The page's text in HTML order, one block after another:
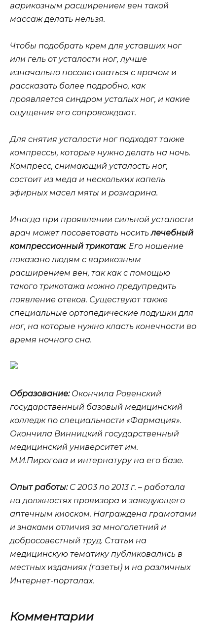
варикозным расширением вен такой
массаж делать нельзя.
Чтобы подобрать крем для уставших ног
или гель от усталости ног, лучше
изначально посоветоваться с врачом и
рассказать более подробно, как
проявляется синдром усталых ног, и какие
ощущения его сопровождают.
Для снятия усталости ног подходят также
компрессы, которые нужно делать на ночь.
Компресс, снимающий усталость ног,
состоит из меда и нескольких капель
эфирных масел мяты и розмарина.
Иногда при проявлении сильной усталости
врач может посоветовать носитьлечебный
компрессионный трикотаж. Его ношение
показано людям с варикозным
расширением вен, так как с помощью
такого трикотажа можно предупредить
появление отеков. Существуют также
специальные ортопедические подушки для
ног, на которые нужно класть конечности во
время ночного сна.
Образование:Окончила Ровенский
государственный базовый медицинский
колледж по специальности «Фармация».
Окончила Винницкий государственный
медицинский университет им.
М.И.Пирогова и интернатуру на его базе.
Опыт работы:С 2003 по 2013 г. – работала
на должностях провизора и заведующего
аптечным киоском. Награждена грамотами
и знаками отличия за многолетний и
добросовестный труд. Статьи на
медицинскую тематику публиковались в
местных изданиях (газеты) и на различных
Интернет-порталах.
Комментарии